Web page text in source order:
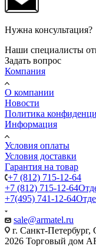
Нужна консультация?
Наши специалисты
Задать вопрос
Компания
О компании
Новости
Политика
Информация
Условия оплаты
Условия доставки
Гарантия на товар
+7 (812) 715-12-64
+7 (812) 715-12-64
+7(495) 741-12-64
sale@armatel.ru
г. Санкт-
2026 Торговый дом